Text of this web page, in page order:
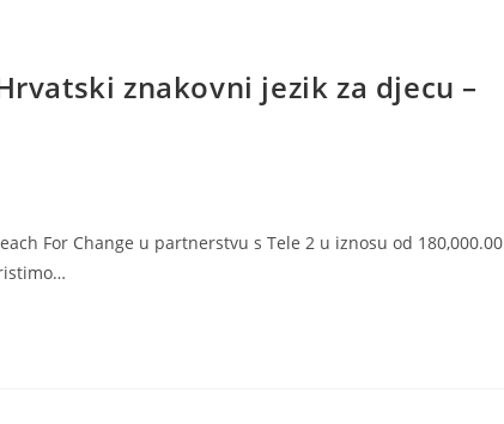
znakovni jezik za djecu –
For Change u partnerstvu s Tele 2 u iznosu od 180,000.00